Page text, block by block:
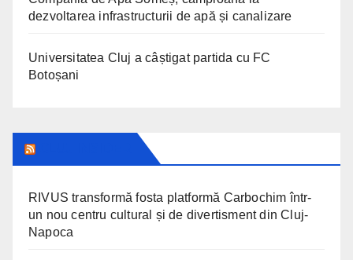
dezvoltarea infrastructurii de apă și canalizare
Universitatea Cluj a câștigat partida cu FC
Botoșani
RIVUS transformă fosta platformă Carbochim într-
un nou centru cultural și de divertisment din Cluj-
Napoca